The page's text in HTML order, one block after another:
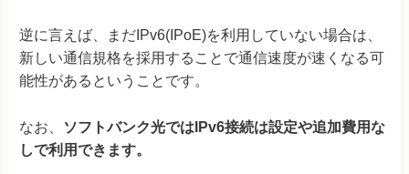
逆に言えば、まだIPv6(IPoE)を利用していない場合は、
新しい通信規格を採用することで通信速度が速くなる可
能性があるということです。
なお、
ソフトバンク光ではIPv6接続は設定や追加費用な
しで利用できます。